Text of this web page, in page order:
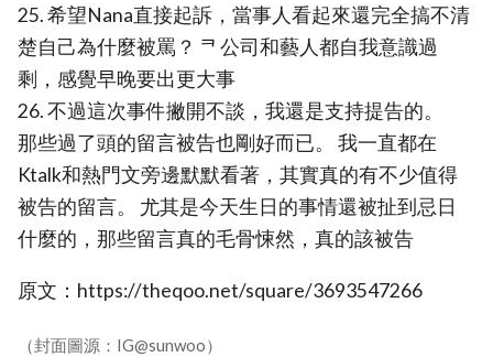
25. 希望Nana直接起訴，當事人看起來還完全搞不清
楚自己為什麼被罵？ ᄏ 公司和藝人都自我意識過
剩，感覺早晚要出更大事
26. 不過這次事件撇開不談，我還是支持提告的。
那些過了頭的留言被告也剛好而已。 我一直都在
Ktalk和熱門文旁邊默默看著，其實真的有不少值得
被告的留言。 尤其是今天生日的事情還被扯到忌日
什麼的，那些留言真的毛骨悚然，真的該被告
原文：https://theqoo.net/square/3693547266
（封面圖源：IG@sunwoo）